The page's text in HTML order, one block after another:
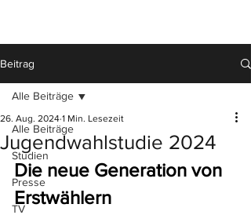
Beitrag
Alle Beiträge
Studien
Presse
TV
Alle Beiträge
Jugendwahlstudie 2024
26. Aug. 2024 1 Min. Lesezeit
Die neue Generation von
Erstwählern